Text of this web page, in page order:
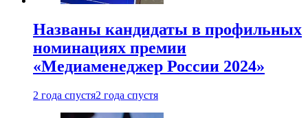
Названы кандидаты в профильных
номинациях премии
«Медиаменеджер России 2024»
2 года спустя2 года спустя